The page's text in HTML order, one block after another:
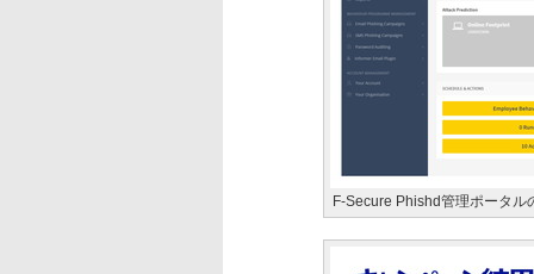
F-Secure Phishd管理ポータル